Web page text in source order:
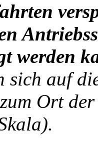
werden
sich auf
Ort